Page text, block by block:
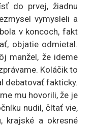
do prvej, žiadnu
vymysleli a
v koncoch, fakt
objatie odmietal.
manžel, že ideme
Koláčik to
debatovať fakticky.
mu hovorili, že je
nudil, čítať vie,
krajské a okresné